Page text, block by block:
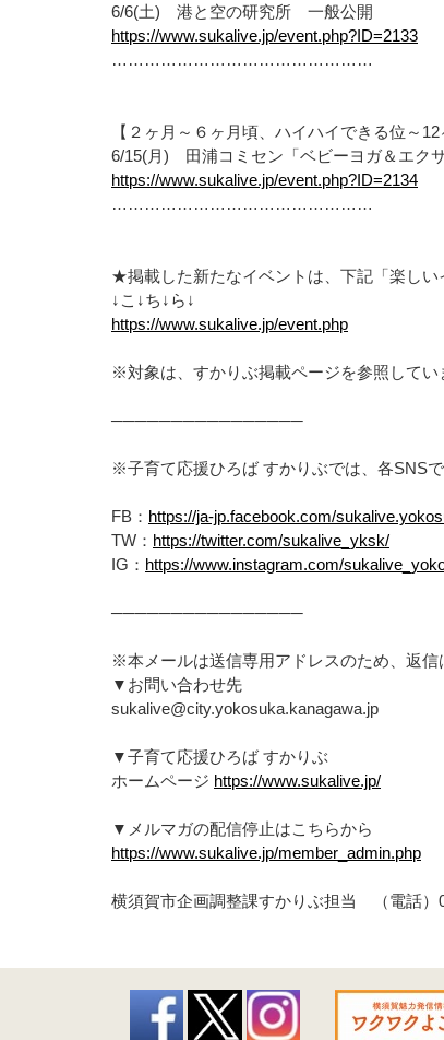
6/6(土) 港と空の研究所 一般公開
https://www.sukalive.jp/event.php?ID=2133
…………………………………………
【２ヶ月～６ヶ月頃、ハイハイできる位～12
6/15(月) 田浦コミセン「ベビーヨガ＆エクサ
https://www.sukalive.jp/event.php?ID=2134
…………………………………………
★掲載した新たなイベントは、下記「楽しい
↓こ↓ち↓ら↓
https://www.sukalive.jp/event.php
※対象は、すかりぶ掲載ページを参照してい
────────────────
※子育て応援ひろば すかりぶでは、各SNSで
FB： https://ja-jp.facebook.com/
TW： https://twitter.com/sukalive_yksk/
IG： https://www.instagram.com/
────────────────
※本メールは送信専用アドレスのため、返信
▼お問い合わせ先
sukalive@city.yokosuka.kanagawa.jp
▼子育て応援ひろば すかりぶ
ホームページ https://www.sukalive.jp/
▼メルマガの配信停止はこちらから
https://www.sukalive.jp/member_admin.php
横須賀市企画調整課すかりぶ担当 （電話）